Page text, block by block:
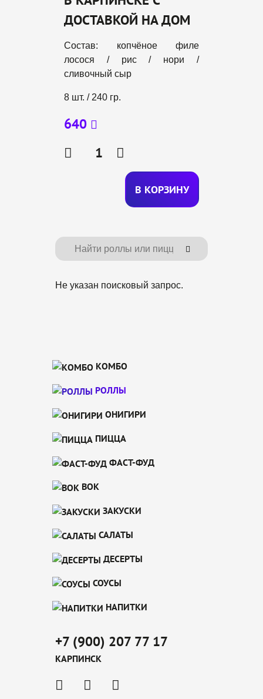
ДОСТАВКОЙ НА ДОМ
Состав: копчёное филе
лосося / рис / нори /
сливочный сыр
8 шт. / 240 гр.
640
В КОРЗИНУ
Не указан поисковый запрос.
КОМБО
РОЛЛЫ
ОНИГИРИ
ПИЦЦА
ФАСТ-ФУД
ВОК
ЗАКУСКИ
САЛАТЫ
ДЕСЕРТЫ
СОУСЫ
НАПИТКИ
+7 (900) 207 77 17
КАРПИНСК